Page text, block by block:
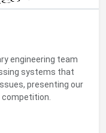
engineering team
systems that
presenting our